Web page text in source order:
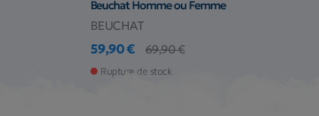
Beuchat Homme ou Femme
BEUCHAT
Prix
59,90 €
Prix de base
69,90 €
Rupture de stock